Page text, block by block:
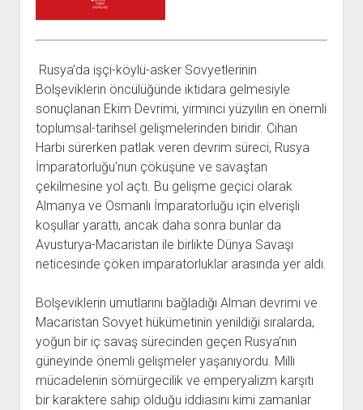
BARIŞ HAREKETLERİ ARŞİV FONU
ARŞİVLERDEN YARARLANMA KOŞULLARI
GENÇLİK HAREKETİ KİTAPLIĞI
KADIN HAREKETİ KİTAPLIĞI
ÖĞRETMEN HAREKETİ KİTAPLIĞI
ANTİKOMÜNİZM KİTAPLIĞI
AYDINLIK KÜLLİYATI KİTAPLIĞI
NÂZIM HİKMET KİTAPLIĞI
KERİM SADİ KİTAPLIĞI
1940’LI YILLAR KİTAPLIĞI
YURTDIŞI KİTAPLIĞI
açılır
menüyü
aç
YURTDIŞI KİTAPLIĞI
ATTF KİTAPLIĞI
ÇALIŞMA GÜNLERİMİZ
Rusya’da işçi-köylü-asker Sovyetlerinin
Bolşeviklerin öncülüğünde iktidara gelmesiyle
sonuçlanan Ekim Devrimi, yirminci yüzyılın en önemli
toplumsal-tarihsel gelişmelerinden biridir. Cihan
Harbi sürerken patlak veren devrim süreci, Rusya
İmparatorluğu’nun çöküşüne ve savaştan
çekilmesine yol açtı. Bu gelişme geçici olarak
Almanya ve Osmanlı İmparatorluğu için elverişli
koşullar yarattı, ancak daha sonra bunlar da
Avusturya-Macaristan ile birlikte Dünya Savaşı
neticesinde çöken imparatorluklar arasında yer aldı.
Bolşeviklerin umutlarını bağladığı Alman devrimi ve
Macaristan Sovyet hükümetinin yenildiği sıralarda,
yoğun bir iç savaş sürecinden geçen Rusya’nın
güneyinde önemli gelişmeler yaşanıyordu. Milli
mücadelenin sömürgecilik ve emperyalizm karşıtı
bir karaktere sahip olduğu iddiasını kimi zamanlar